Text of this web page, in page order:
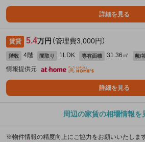
詳細を見る
賃貸 5.4万円 （管理費3,000円）
階数 4階 間取り 1LDK 専有面積 31.36㎡ 敷/
情報提供元
詳細を見る
周辺の家賃の相場情報を
※物件情報の精度向上にご協力をお願いいたしま